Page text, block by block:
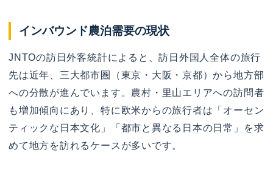
インバウンド農泊需要の現状
JNTOの訪日外客統計によると、訪日外国人全体の旅行
先は近年、三大都市圏（東京・大阪・京都）から地方部
への分散が進んでいます。農村・里山エリアへの訪問者
も増加傾向にあり、特に欧米からの旅行者は「オーセン
ティックな日本文化」「都市と異なる日本の日常」を求
めて地方を訪れるケースが多いです。